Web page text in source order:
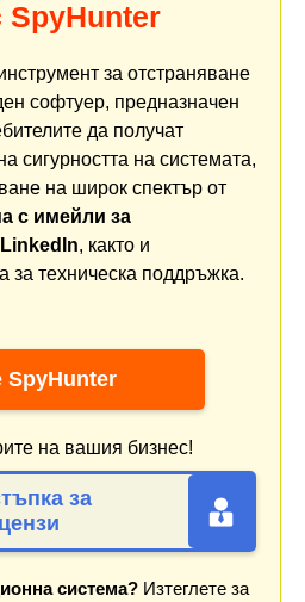
SpyHunter
за отстраняване
софтуер, предназначен
да получат
сигурността на системата,
на широк спектър от
с имейли за
, както и
за техническа поддръжка.
SpyHunter
на вашия бизнес!
за
система?Изтеглете за